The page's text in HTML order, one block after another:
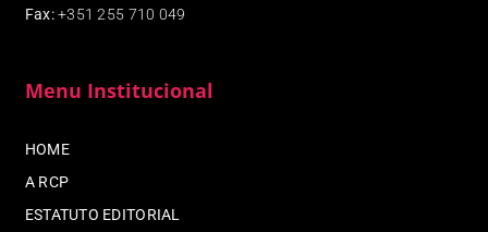
Fax:+351 255 710 049
Menu Institucional
HOME
A RCP
ESTATUTO EDITORIAL